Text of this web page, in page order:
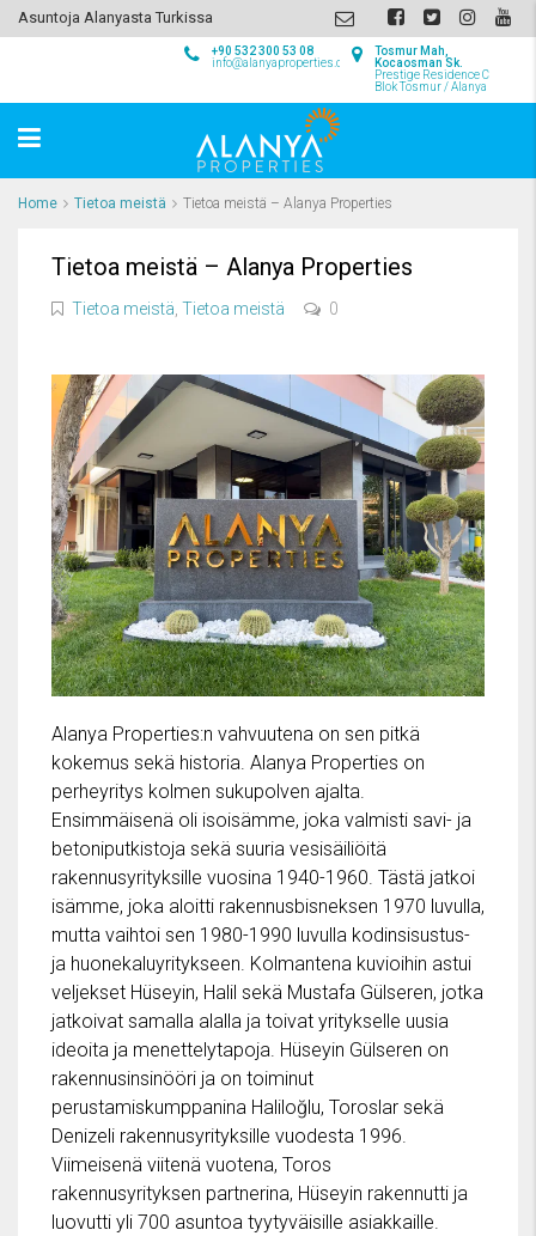
Asuntoja Alanyasta Turkissa
Tosmur Mah,
Kocaosman Sk.
Prestige Residence C
Blok Tosmur / Alanya
+90 532 300 53 08
info@alanyaproperties.com
Home Tietoa meistä Tietoa meistä – Alanya Properties
Tietoa meistä – Alanya Properties
Tietoa meistä Tietoa meistä 0
Alanya Properties:n vahvuutena on sen pitkä
kokemus sekä historia. Alanya Properties on
perheyritys kolmen sukupolven ajalta.
Ensimmäisenä oli isoisämme, joka valmisti savi- ja
betoniputkistoja sekä suuria vesisäiliöitä
rakennusyrityksille vuosina 1940-1960. Tästä jatkoi
isämme, joka aloitti rakennusbisneksen 1970 luvulla,
mutta vaihtoi sen 1980-1990 luvulla kodinsisustus-
ja huonekaluyritykseen. Kolmantena kuvioihin astui
veljekset Hüseyin, Halil sekä Mustafa Gülseren, jotka
jatkoivat samalla alalla ja toivat yritykselle uusia
ideoita ja menettelytapoja. Hüseyin Gülseren on
rakennusinsinööri ja on toiminut
perustamiskumppanina Haliloğlu, Toroslar sekä
Denizeli rakennusyrityksille vuodesta 1996.
Viimeisenä viitenä vuotena, Toros
rakennusyrityksen partnerina, Hüseyin rakennutti ja
luovutti yli 700 asuntoa tyytyväisille asiakkaille.